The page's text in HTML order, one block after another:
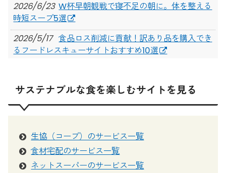
2026/6/23 W杯早朝観戦で寝不足の朝に。体を整える
時短スープ5選
2026/5/17 食品ロス削減に貢献！訳あり品を購入でき
るフードレスキューサイトおすすめ10選
材宅配・生協サービスのキャンペーンまとめ
2025/7/14 日々の「食べる」が、未来を変える。PLAT
UMEKITAで見つめ直す、食のこれから
2025/7/3
【大阪】映画「0円キッチン」 × スペシャ
ルディナーで食の未来を考える。Food Studies vol.2
サステナブルな食を楽しむサイトを見る
生協（コープ）のサービス一覧
食材宅配のサービス一覧
ネットスーパーのサービス一覧